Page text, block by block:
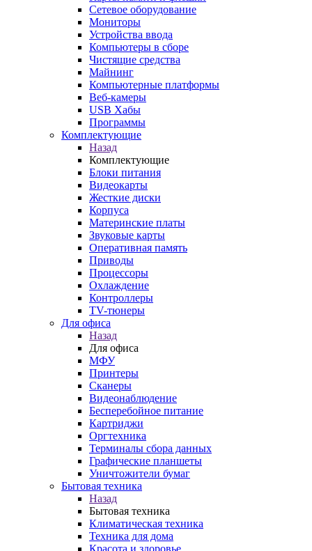
Сетевое оборудование
Мониторы
Устройства ввода
Компьютеры в сборе
Чистящие средства
Майнинг
Компьютерные платформы
Веб-камеры
USB Хабы
Программы
Комплектующие
Назад
Комплектующие
Блоки питания
Видеокарты
Жесткие диски
Корпуса
Материнские платы
Звуковые карты
Оперативная память
Приводы
Процессоры
Охлаждение
Контроллеры
TV-тюнеры
Для офиса
Назад
Для офиса
МФУ
Принтеры
Сканеры
Видеонаблюдение
Бесперебойное питание
Картриджи
Оргтехника
Терминалы сбора данных
Графические планшеты
Уничтожители бумаг
Бытовая техника
Назад
Бытовая техника
Климатическая техника
Техника для дома
Красота и здоровье